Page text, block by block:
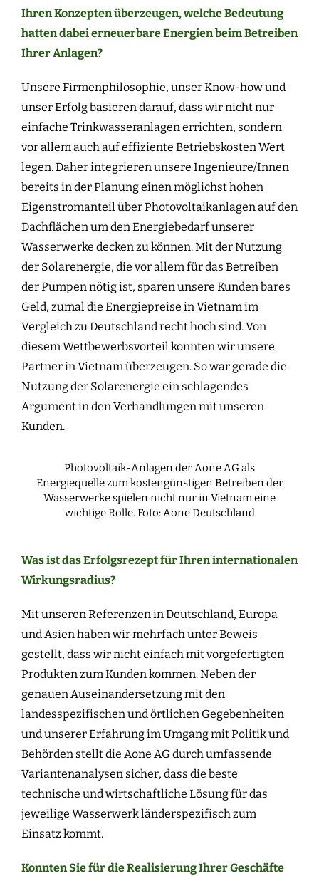
Ihren Konzepten überzeugen, welche Bedeutung
hatten dabei erneuerbare Energien beim Betreiben
Ihrer Anlagen?
Unsere Firmenphilosophie, unser Know-how und
unser Erfolg basieren darauf, dass wir nicht nur
einfache Trinkwasseranlagen errichten, sondern
vor allem auch auf effiziente Betriebskosten Wert
legen. Daher integrieren unsere Ingenieure/Innen
bereits in der Planung einen möglichst hohen
Eigenstromanteil über Photovoltaikanlagen auf den
Dachflächen um den Energiebedarf unserer
Wasserwerke decken zu können. Mit der Nutzung
der Solarenergie, die vor allem für das Betreiben
der Pumpen nötig ist, sparen unsere Kunden bares
Geld, zumal die Energiepreise in Vietnam im
Vergleich zu Deutschland recht hoch sind. Von
diesem Wettbewerbsvorteil konnten wir unsere
Partner in Vietnam überzeugen. So war gerade die
Nutzung der Solarenergie ein schlagendes
Argument in den Verhandlungen mit unseren
Kunden.
Photovoltaik-Anlagen der Aone AG als
Energiequelle zum kostengünstigen Betreiben der
Wasserwerke spielen nicht nur in Vietnam eine
wichtige Rolle. Foto: Aone Deutschland
Was ist das Erfolgsrezept für Ihren internationalen
Wirkungsradius?
Mit unseren Referenzen in Deutschland, Europa
und Asien haben wir mehrfach unter Beweis
gestellt, dass wir nicht einfach mit vorgefertigten
Produkten zum Kunden kommen. Neben der
genauen Auseinandersetzung mit den
landesspezifischen und örtlichen Gegebenheiten
und unserer Erfahrung im Umgang mit Politik und
Behörden stellt die Aone AG durch umfassende
Variantenanalysen sicher, dass die beste
technische und wirtschaftliche Lösung für das
jeweilige Wasserwerk länderspezifisch zum
Einsatz kommt.
Konnten Sie für die Realisierung Ihrer Geschäfte